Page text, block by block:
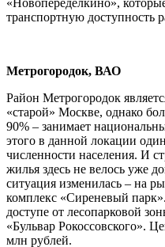
транспортную доступность
Метрогородок, ВАО
Район Метрогородок
«старой» Москве, однако
90% – занимает
этого в данной локации
численности населения. И
жилья здесь не велось уже
ситуация изменилась – на
комплекс «Сиреневый
доступе от лесопарковой
«Бульвар Рокоссовского».
млн рублей.